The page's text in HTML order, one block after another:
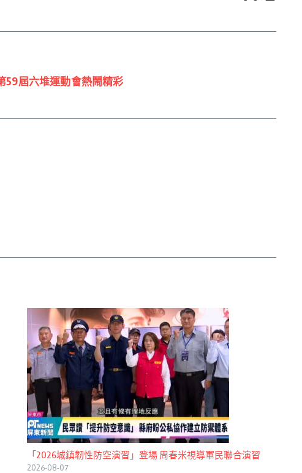
59屆六堆運動會熱鬧精彩
「2026城鎮韌性防空演習」登場 周春米視導軍民聯合演習
2026-08-07